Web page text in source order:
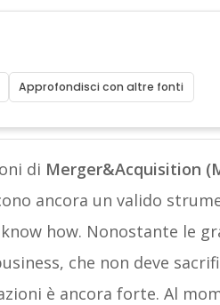
Approfondisci con altre fonti
di Merger&Acquisition
ancora un valido
how. Nonostante le
che non deve
è ancora forte. Al